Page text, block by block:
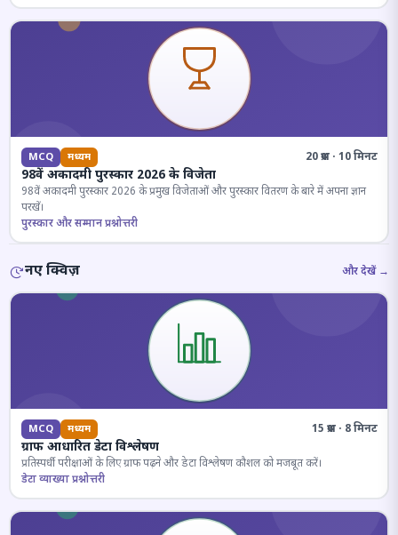
MCQ मध्यम 20 प्रश्न · 10 मिनट
98वें अकादमी पुरस्कार 2026 के विजेता
98वें अकादमी पुरस्कार 2026 के प्रमुख विजेताओं और पुरस्कार वितरण के बारे में अपना ज्ञान
परखें।
पुरस्कार और सम्मान प्रश्नोत्तरी
नए क्विज़ और देखें →
MCQ मध्यम 15 प्रश्न · 8 मिनट
ग्राफ आधारित डेटा विश्लेषण
प्रतिस्पर्धी परीक्षाओं के लिए ग्राफ पढ़ने और डेटा विश्लेषण कौशल को मजबूत करें।
डेटा व्याख्या प्रश्नोत्तरी